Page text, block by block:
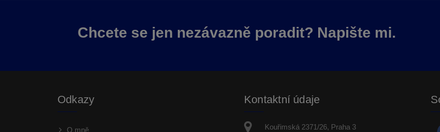
Chcete se jen nezávazně poradit? Napište mi.
Odkazy
O mně
Kontaktní údaje
Kouřimská 2371/26, Praha 3